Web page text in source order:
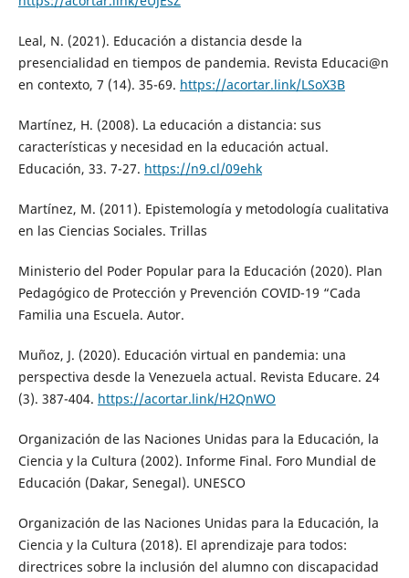
Leal, N. (2021). Educación a distancia desde la
presencialidad en tiempos de pandemia. Revista Educaci@n
en contexto, 7 (14). 35-69. https://acortar.link/LSoX3B
Martínez, H. (2008). La educación a distancia: sus
características y necesidad en la educación actual.
Educación, 33. 7-27. https://n9.cl/09ehk
Martínez, M. (2011). Epistemología y metodología cualitativa
en las Ciencias Sociales. Trillas
Ministerio del Poder Popular para la Educación (2020). Plan
Pedagógico de Protección y Prevención COVID-19 “Cada
Familia una Escuela. Autor.
Muñoz, J. (2020). Educación virtual en pandemia: una
perspectiva desde la Venezuela actual. Revista Educare. 24
(3). 387-404. https://acortar.link/H2QnWO
Organización de las Naciones Unidas para la Educación, la
Ciencia y la Cultura (2002). Informe Final. Foro Mundial de
Educación (Dakar, Senegal). UNESCO
Organización de las Naciones Unidas para la Educación, la
Ciencia y la Cultura (2018). El aprendizaje para todos:
directrices sobre la inclusión del alumno con discapacidad